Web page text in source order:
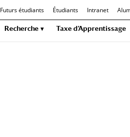
Futurs étudiants Étudiants Intranet
Recherche Taxe d’Apprentissage